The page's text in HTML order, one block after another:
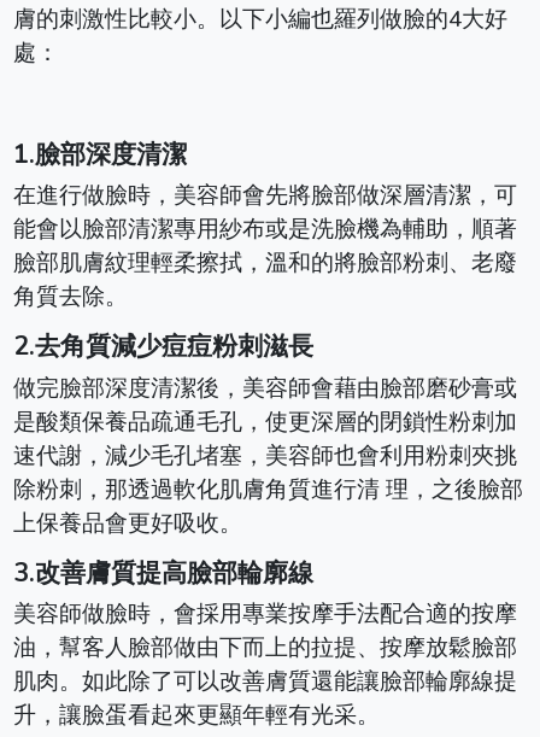
膚的刺激性比較小。以下小編也羅列做臉的4大好
處：
1.臉部深度清潔
在進行做臉時，美容師會先將臉部做深層清潔，可
能會以臉部清潔專用紗布或是洗臉機為輔助，順著
臉部肌膚紋理輕柔擦拭，溫和的將臉部粉刺、老廢
角質去除。
2.去角質減少痘痘粉刺滋長
做完臉部深度清潔後，美容師會藉由臉部磨砂膏或
是酸類保養品疏通毛孔，使更深層的閉鎖性粉刺加
速代謝，減少毛孔堵塞，美容師也會利用粉刺夾挑
除粉刺，那透過軟化肌膚角質進行清 理，之後臉部
上保養品會更好吸收。
3.改善膚質提高臉部輪廓線
美容師做臉時，會採用專業按摩手法配合適的按摩
油，幫客人臉部做由下而上的拉提、按摩放鬆臉部
肌肉。如此除了可以改善膚質還能讓臉部輪廓線提
升，讓臉蛋看起來更顯年輕有光采。